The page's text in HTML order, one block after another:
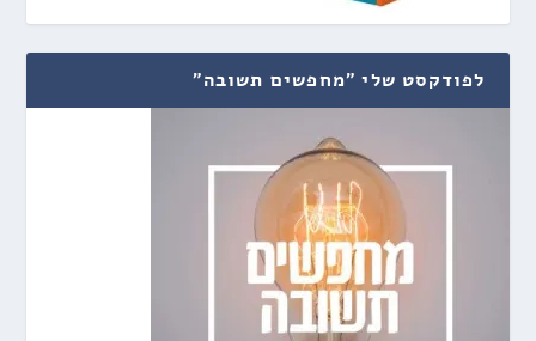
לפודקסט שלי "מחפשים תשובה"